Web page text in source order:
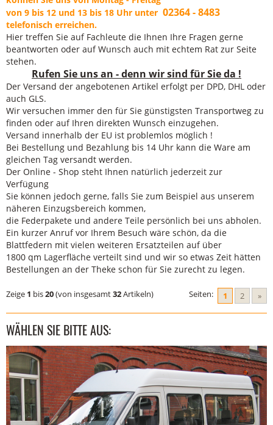
von 9 bis 12 und 13 bis 18 Uhr unter 02364 - 8483
telefonisch erreichen.
Hier treffen Sie auf Fachleute die Ihnen Ihre Fragen gerne
beantworten oder auf Wunsch auch mit echtem Rat zur Seite
stehen.
Rufen Sie uns an - denn wir sind für Sie da !
Der Versand der angebotenen Artikel erfolgt per DPD, DHL oder
auch GLS.
Wir versuchen immer den für Sie günstigsten Transportweg zu
finden oder auf Ihren direkten Wunsch einzugehen.
Versand innerhalb der EU ist problemlos möglich !
Bei Bestellung und Bezahlung bis 14 Uhr kann die Ware am
gleichen Tag versandt werden.
Der Online - Shop steht Ihnen natürlich jederzeit zur
Verfügung
Sie können jedoch gerne, falls Sie zum Beispiel aus unserem
näheren Einzugsbereich kommen,
die Federpakete und andere Teile persönlich bei uns abholen.
Ein kurzer Anruf vor Ihrem Besuch wäre schön, da die
Blattfedern mit vielen weiteren Ersatzteilen auf über
1800 qm Lagerfläche verteilt sind und wir so etwas Zeit hätten
Bestellungen an der Theke schon für Sie zurecht zu legen.
Zeige 1 bis20(von insgesamt32Artikeln) Seiten: 1 2 »
WÄHLEN SIE BITTE AUS: